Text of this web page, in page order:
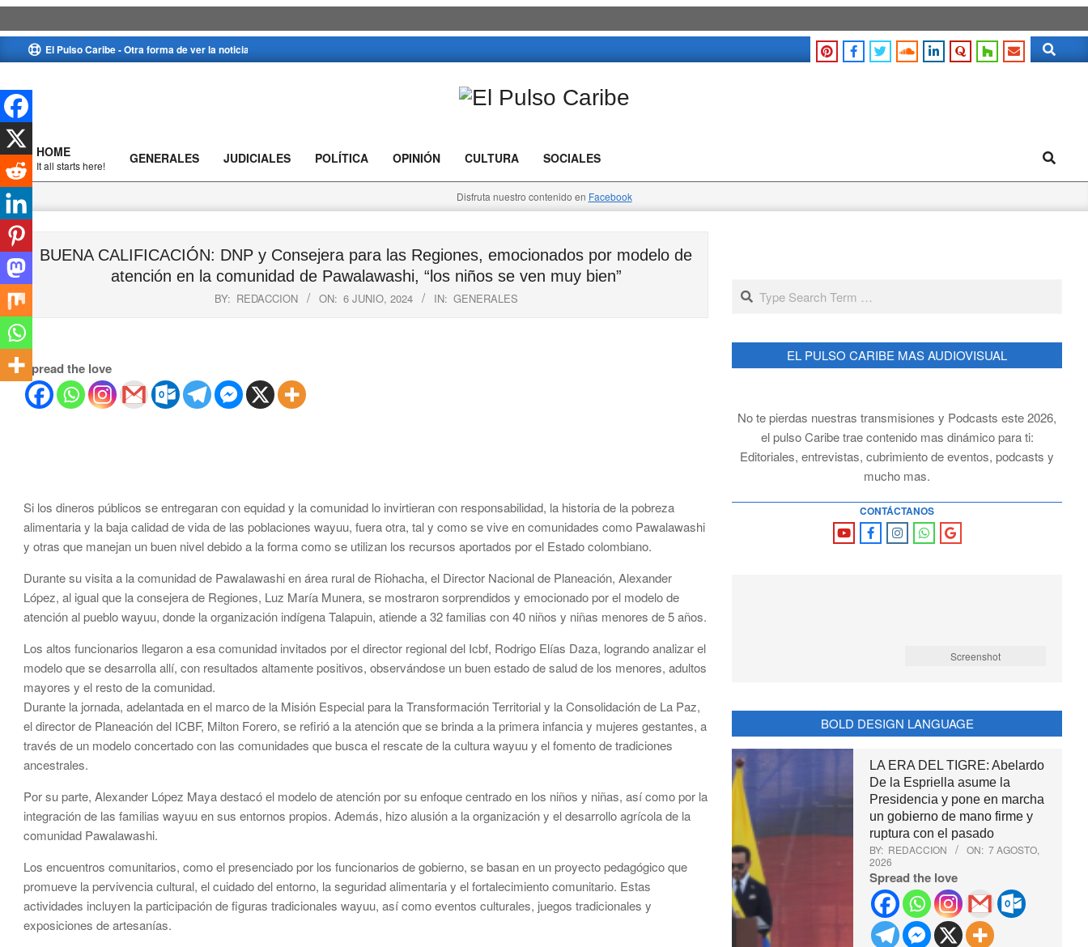
to
El Pulso Caribe - Otra forma de ver la noticia Search
Caribe
Primary
Navigation
Menu
HOME
It all starts here! GENERALES JUDICIALES POLÍTICA OPINIÓN CULTURA SOCIALES Search
Disfruta nuestro contenido en Facebook
BUENA CALIFICACIÓN: DNP y Consejera para las Regiones, emocionados por modelo de
atención en la comunidad de Pawalawashi, “los niños se ven muy bien”
BY: REDACCION ON: 6 JUNIO, 2024 IN: GENERALES
Spread the love
Si los dineros públicos se entregaran con equidad y la comunidad lo invirtieran con responsabilidad, la historia de la pobreza
alimentaria y la baja calidad de vida de las poblaciones wayuu, fuera otra, tal y como se vive en comunidades como Pawalawashi
y otras que manejan un buen nivel debido a la forma como se utilizan los recursos aportados por el Estado colombiano.
Durante su visita a la comunidad de Pawalawashi en área rural de Riohacha, el Director Nacional de Planeación, Alexander
López, al igual que la consejera de Regiones, Luz María Munera, se mostraron sorprendidos y emocionado por el modelo de
atención al pueblo wayuu, donde la organización indígena Talapuin, atiende a 32 familias con 40 niños y niñas menores de 5 años.
Los altos funcionarios llegaron a esa comunidad invitados por el director regional del Icbf, Rodrigo Elías Daza, logrando analizar el
modelo que se desarrolla allí, con resultados altamente positivos, observándose un buen estado de salud de los menores, adultos
mayores y el resto de la comunidad.
Durante la jornada, adelantada en el marco de la Misión Especial para la Transformación Territorial y la Consolidación de La Paz,
el director de Planeación del ICBF, Milton Forero, se refirió a la atención que se brinda a la primera infancia y mujeres gestantes, a
través de un modelo concertado con las comunidades que busca el rescate de la cultura wayuu y el fomento de tradiciones
ancestrales.
Por su parte, Alexander López Maya destacó el modelo de atención por su enfoque centrado en los niños y niñas, así como por la
integración de las familias wayuu en sus entornos propios. Además, hizo alusión a la organización y el desarrollo agrícola de la
comunidad Pawalawashi.
Los encuentros comunitarios, como el presenciado por los funcionarios de gobierno, se basan en un proyecto pedagógico que
promueve la pervivencia cultural, el cuidado del entorno, la seguridad alimentaria y el fortalecimiento comunitario. Estas
actividades incluyen la participación de figuras tradicionales wayuu, así como eventos culturales, juegos tradicionales y
exposiciones de artesanías.
Search
EL PULSO CARIBE MAS AUDIOVISUAL
No te pierdas nuestras transmisiones y Podcasts este 2026,
el pulso Caribe trae contenido mas dinámico para ti:
Editoriales, entrevistas, cubrimiento de eventos, podcasts y
mucho mas.
CONTÁCTANOS
Screenshot
BOLD DESIGN LANGUAGE
LA ERA DEL TIGRE: Abelardo
De la Espriella asume la
Presidencia y pone en marcha
un gobierno de mano firme y
ruptura con el pasado
BY: REDACCION ON: 7 AGOSTO,
2026
Spread the love